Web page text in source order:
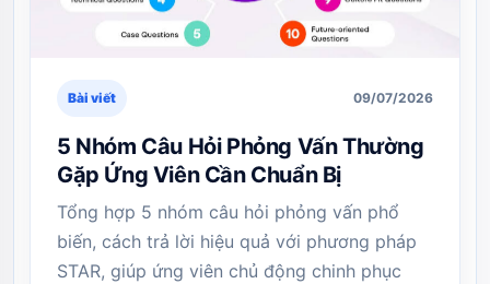
Bài viết 09/07/2026
5 Nhóm Câu Hỏi Phỏng Vấn Thường
Gặp Ứng Viên Cần Chuẩn Bị
Tổng hợp 5 nhóm câu hỏi phỏng vấn phổ
biến, cách trả lời hiệu quả với phương pháp
STAR, giúp ứng viên chủ động chinh phục